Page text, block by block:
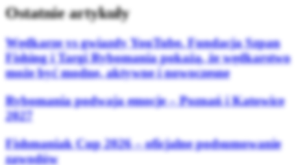
Ostatnie artykuły
Wędkarze vs gwiazdy YouTube. Fundacja Szpan
Fishing i Targi Rybomania pokażą, że wędkarstwo
może być modne, aktywne i nowoczesne
Rybomania podwaja emocje – Poznań i Katowice
2027
Fishmaniak Cup 2026 – oficjalne podsumowanie
zawodów